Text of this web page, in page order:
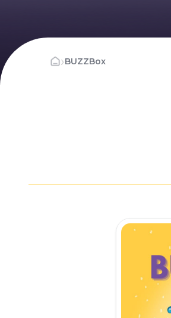
›BUZZBox